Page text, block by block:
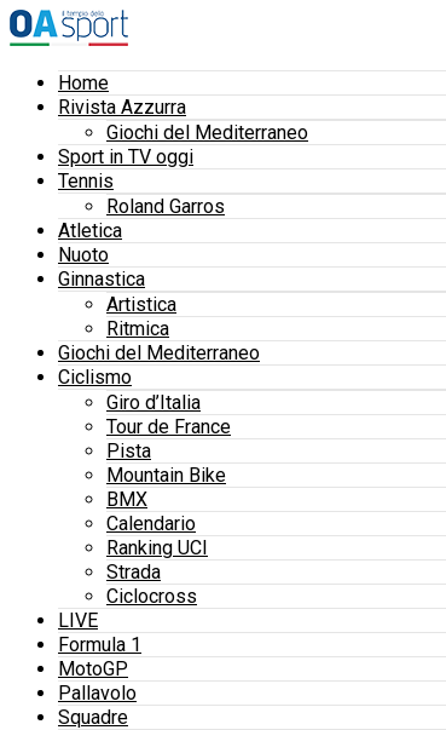
Home
Rivista Azzurra
Giochi del Mediterraneo
Sport in TV oggi
Tennis
Roland Garros
Atletica
Nuoto
Ginnastica
Artistica
Ritmica
Giochi del Mediterraneo
Ciclismo
Giro d’Italia
Tour de France
Pista
Mountain Bike
BMX
Calendario
Ranking UCI
Strada
Ciclocross
LIVE
Formula 1
MotoGP
Pallavolo
Squadre